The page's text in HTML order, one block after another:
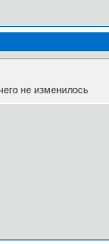
не изменилось